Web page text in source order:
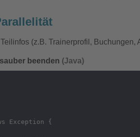
(z.B. Trainerprofil, Buchungen,
beenden (Java)
Exception {